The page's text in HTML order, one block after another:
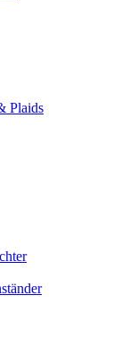
Plaids